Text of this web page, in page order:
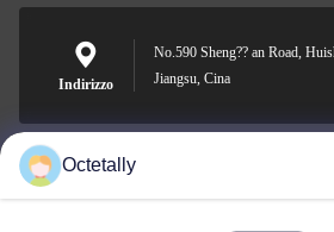
Indirizzo
No.590 Sheng?? an Road,
Jiangsu, Cina
sales@wellleader.com
Octetally